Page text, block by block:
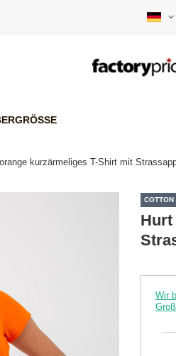
kurzärmeliges T-Shirt mit
COTTON
Wir